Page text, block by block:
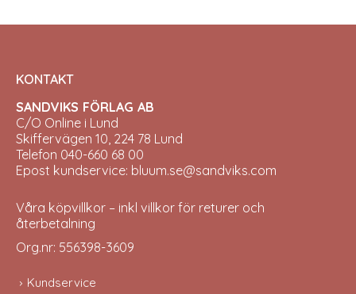
KONTAKT
SANDVIKS FÖRLAG AB
C/O Online i Lund
Skiffervägen 10, 224 78 Lund
Telefon 040-660 68 00
Epost kundservice: bluum.se@sandviks.com
Våra köpvillkor – inkl villkor för returer och
återbetalning
Org.nr: 556398-3609
Kundservice